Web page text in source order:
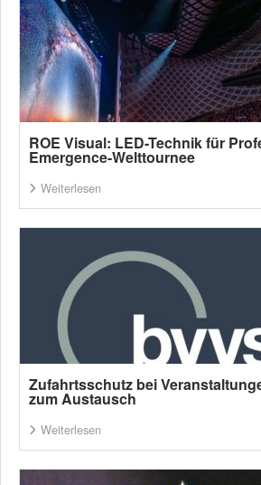
ROE Visual: LED-Technik für
Emergence-Welttournee
Weiterlesen
Zufahrtsschutz bei
zum Austausch
Weiterlesen